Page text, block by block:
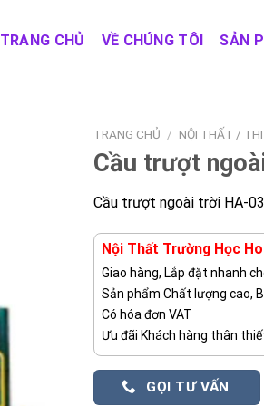
TRANG CHỦ VỀ CHÚNG TÔI SẢN
TRANG CHỦ / NỘI THẤT /
Cầu trượt
Cầu trượt ngoài trời HA-03
Nội Thất Trường Học
Giao hàng, Lắp đặt nhanh
Sản phẩm Chất lượng cao,
Có hóa đơn VAT
Ưu đãi Khách hàng thân
GỌI TƯ VẤN